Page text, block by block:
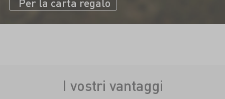
Per la carta regalo
I vostri vantaggi